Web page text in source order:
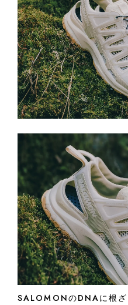
SALOMONのDNAに根